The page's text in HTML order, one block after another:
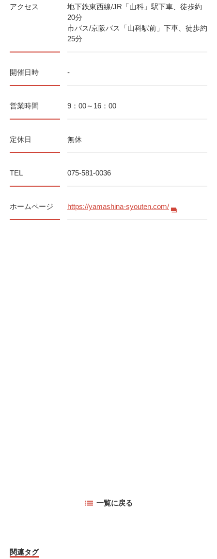
アクセス
地下鉄東西線/JR「山科」駅下車、徒歩約
20分
市バス/京阪バス「山科駅前」下車、徒歩約
25分
開催日時 -
営業時間 9：00～16：00
定休日 無休
TEL 075-581-0036
ホームページ https://yamashina-syouten.com/
一覧に戻る
関連タグ